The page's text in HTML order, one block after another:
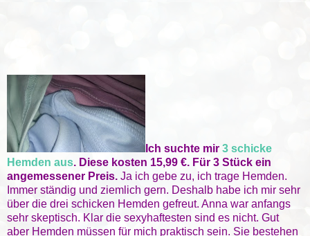
Ich suchte mir 3 schicke
Hemden aus. Diese kosten 15,99 €. Für 3 Stück ein
angemessener Preis. Ja ich gebe zu, ich trage Hemden.
Immer ständig und ziemlich gern. Deshalb habe ich mir sehr
über die drei schicken Hemden gefreut. Anna war anfangs
sehr skeptisch. Klar die sexyhaftesten sind es nicht. Gut
aber Hemden müssen für mich praktisch sein. Sie bestehen